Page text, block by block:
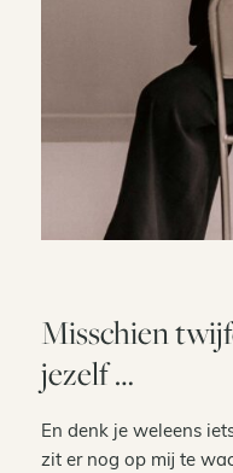
Misschien
jezelf …
En denk je weleens
zit er nog op mij te